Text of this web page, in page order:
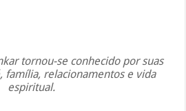
tornou-se conhecido por suas
família, relacionamentos e vida
espiritual.